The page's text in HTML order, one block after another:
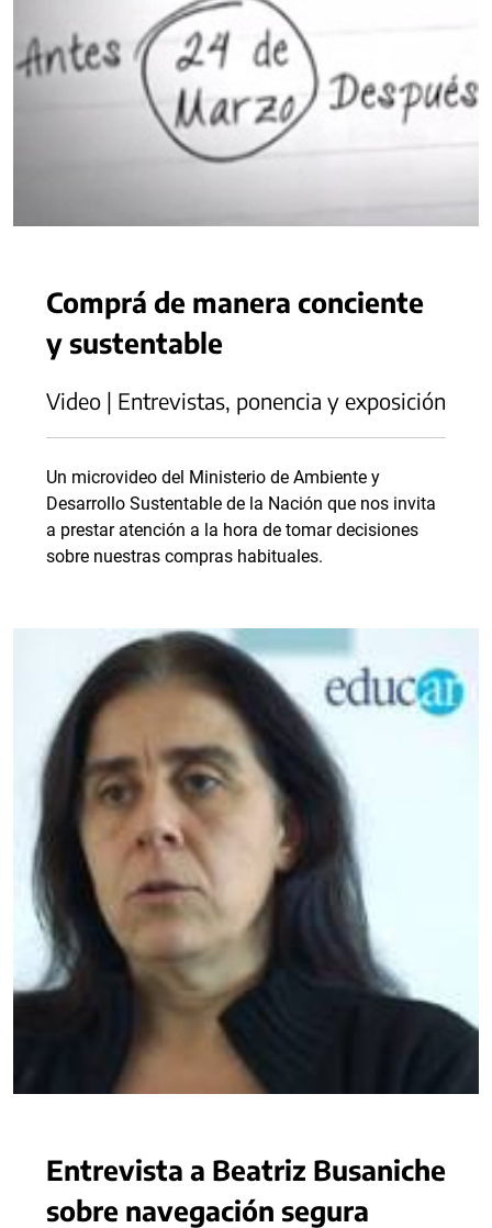
Comprá de manera conciente
y sustentable
Video | Entrevistas, ponencia y exposición
Un microvideo del Ministerio de Ambiente y
Desarrollo Sustentable de la Nación que nos invita
a prestar atención a la hora de tomar decisiones
sobre nuestras compras habituales.
Entrevista a Beatriz Busaniche
sobre navegación segura